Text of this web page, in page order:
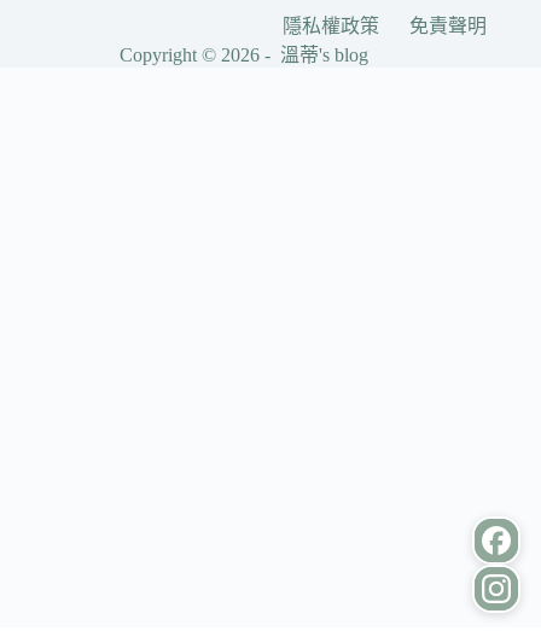
隱私權政策
免責聲明
Copyright © 2026 - 溫蒂's blog